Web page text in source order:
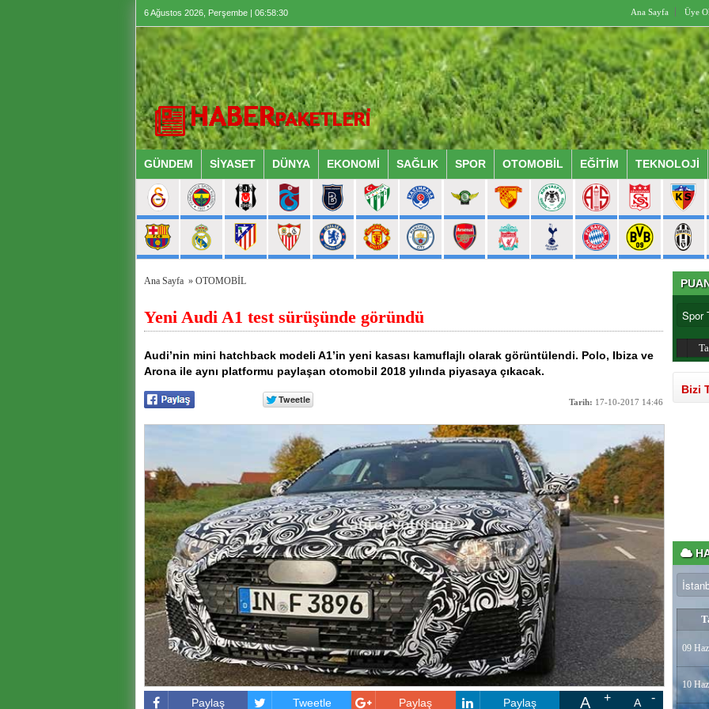
6 Ağustos 2026, Perşembe | 06:58:31 Ana Sayfa Üye Ol
GÜNDEM SİYASET DÜNYA EKONOMİ SAĞLIK SPOR OTOMOBİL EĞİTİM TEKNOLOJİ
Ana Sayfa » OTOMOBİL
Yeni Audi A1 test sürüşünde göründü
Audi’nin mini hatchback modeli A1’in yeni kasası kamuflajlı olarak görüntülendi. Polo, Ibiza ve
Arona ile aynı platformu paylaşan otomobil 2018 yılında piyasaya çıkacak.
Tarih: 17-10-2017 14:46
Paylaş Tweetle Paylaş Paylaş A A
Bizi
09
10